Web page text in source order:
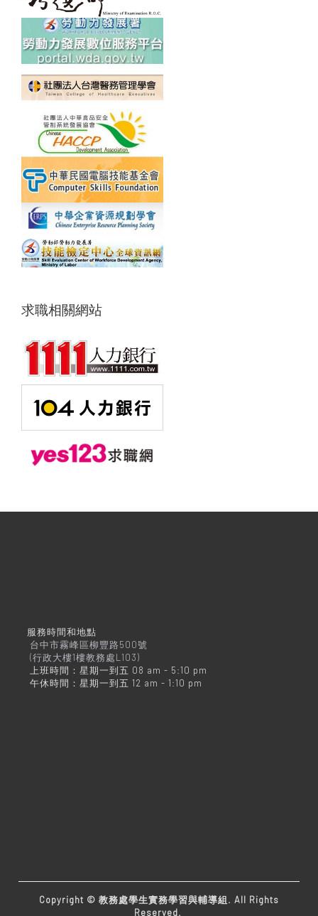
求職相關網站
服務時間和地點
台中市霧峰區柳豐路500號
(行政大樓1樓教務處L103)
上班時間：星期一到五 08 am - 5:10 pm
午休時間：星期一到五 12 am - 1:10 pm
Copyright © 教務處學生實務學習與輔導組. All Rights
Reserved.